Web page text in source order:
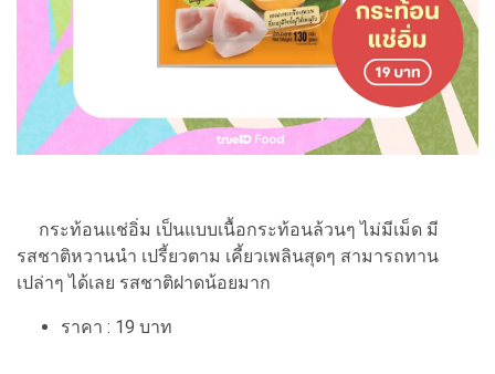
กระท้อนแช่อิ่ม เป็นแบบเนื้อกระท้อนล้วนๆ ไม่มีเม็ด มี
รสชาติหวานนำ เปรี้ยวตาม เคี้ยวเพลินสุดๆ สามารถทาน
เปล่าๆ ได้เลย รสชาติฝาดน้อยมาก
ราคา : 19 บาท